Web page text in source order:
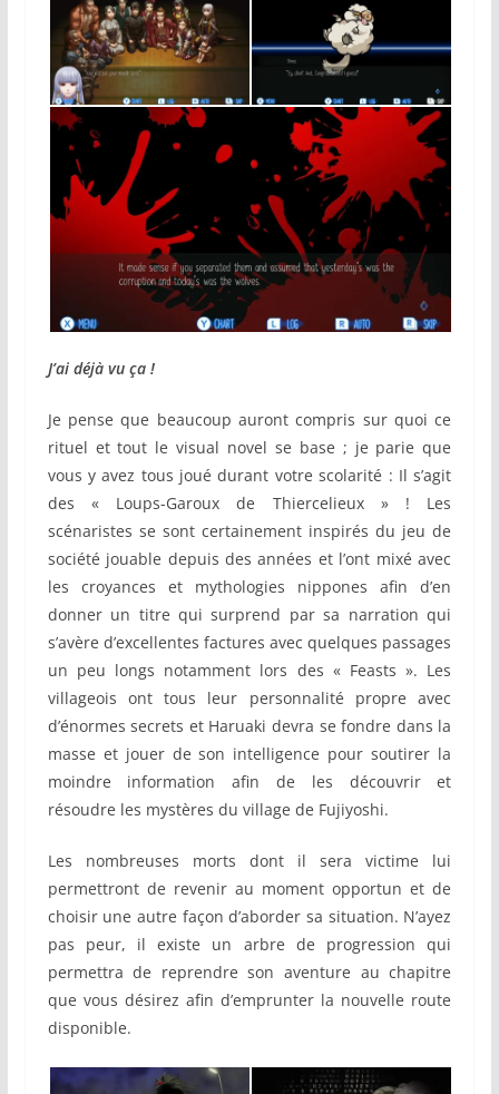
J’ai déjà vu ça !
Je pense que beaucoup auront compris sur quoi ce
rituel et tout le visual novel se base ; je parie que
vous y avez tous joué durant votre scolarité : Il s’agit
des « Loups-Garoux de Thiercelieux » ! Les
scénaristes se sont certainement inspirés du jeu de
société jouable depuis des années et l’ont mixé avec
les croyances et mythologies nippones afin d’en
donner un titre qui surprend par sa narration qui
s’avère d’excellentes factures avec quelques passages
un peu longs notamment lors des « Feasts ». Les
villageois ont tous leur personnalité propre avec
d’énormes secrets et Haruaki devra se fondre dans la
masse et jouer de son intelligence pour soutirer la
moindre information afin de les découvrir et
résoudre les mystères du village de Fujiyoshi.
Les nombreuses morts dont il sera victime lui
permettront de revenir au moment opportun et de
choisir une autre façon d’aborder sa situation. N’ayez
pas peur, il existe un arbre de progression qui
permettra de reprendre son aventure au chapitre
que vous désirez afin d’emprunter la nouvelle route
disponible.